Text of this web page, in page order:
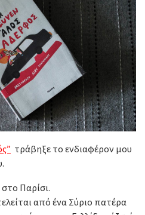
τράβηξε το ενδιαφέρον μου
στο Παρίσι.
από ένα Σύριο πατέρα